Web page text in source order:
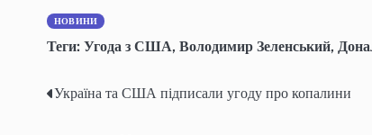
НОВИНИ
Теги: Угода з США, Володимир Зеленський,
Навігація
Україна та США підписали угоду про копалини